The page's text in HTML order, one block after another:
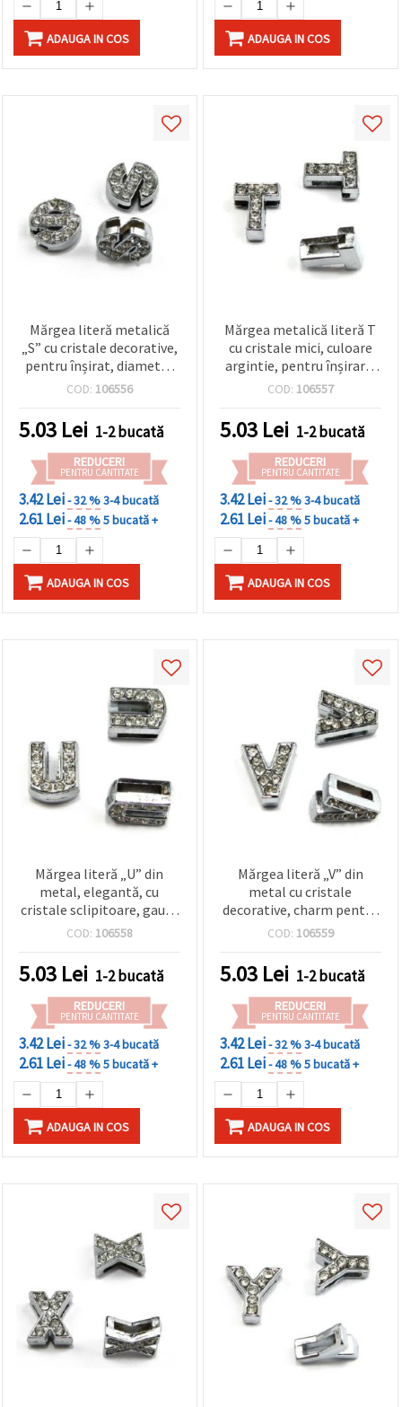
ADAUGA IN COS ADAUGA IN COS
Mărgea literă metalică
„S” cu cristale decorative,
pentru înșirat, diametru
orificiu 8 mm, accesorii
argintie
COD: 106556
5.03 Lei 1-2 bucată
REDUCERI
PENTRU CANTITATE
3.42 Lei- 32 %3-4 bucată
2.61 Lei- 48 %5 bucată +
ADAUGA IN COS
Mărgea metalică literă T
cu cristale mici, culoare
argintie, pentru înșirare,
gaură 8 mm, accesorii DIY
COD: 106557
5.03 Lei 1-2 bucată
REDUCERI
PENTRU CANTITATE
3.42 Lei- 32 %3-4 bucată
2.61 Lei- 48 %5 bucată +
ADAUGA IN COS
Mărgea literă „U” din
metal, elegantă, cu
cristale sclipitoare, gaură
în formă de U, 8 mm –
confecționarea
bijuteriilor DIY/handmade
COD: 106558
5.03 Lei 1-2 bucată
REDUCERI
PENTRU CANTITATE
3.42 Lei- 32 %3-4 bucată
2.61 Lei- 48 %5 bucată +
ADAUGA IN COS
Mărgea literă „V” din
metal cu cristale
decorative, charm pentru
bijuterii handmade, gaură
COD: 106559
5.03 Lei 1-2 bucată
REDUCERI
PENTRU CANTITATE
3.42 Lei- 32 %3-4 bucată
2.61 Lei- 48 %5 bucată +
ADAUGA IN COS